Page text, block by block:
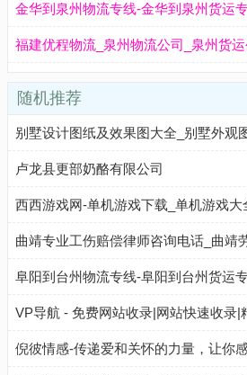
福建优程物流_泉州物流公司_泉州货
随机推荐
卢龙县更部奶酪有限公司
倪彼情感-传递爱和关怀的力量，让你